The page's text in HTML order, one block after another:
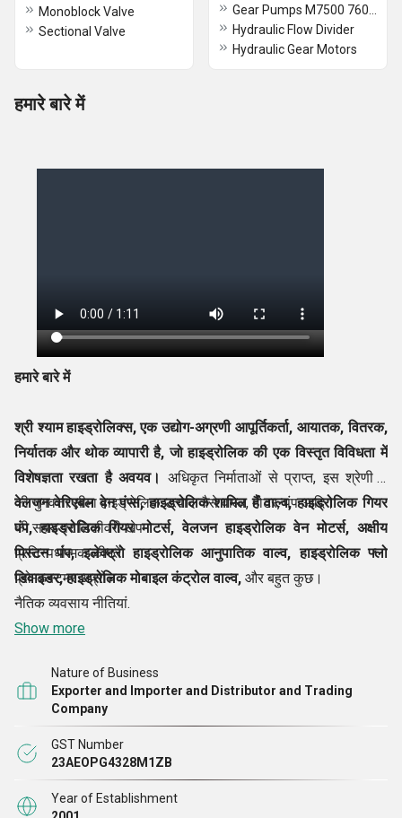
Monoblock Valve
Sectional Valve
Hydraulic Flow Divider
Hydraulic Gear Motors
हमारे बारे में
हमारे बारे में
श्री श्याम हाइड्रोलिक्स, एक उद्योग-अग्रणी आपूर्तिकर्ता, आयातक, वितरक,
निर्यातक और थोक व्यापारीहै, जो हाइड्रोलिक की एक विस्तृत विविधता में
विशेषज्ञता रखता है अवयव। अधिकृत निर्माताओं से प्राप्त, इस श्रेणी में
वेलजन वेरिएबल वेन पंप्स, हाइड्रोलिक शामिल हैंवाल्व,हाइड्रोलिक गियर
पंप, हाइड्रोलिक गियर मोटर्स, वेलजन हाइड्रोलिक वेन मोटर्स, अक्षीय
पिस्टन पंप, इलेक्ट्रो हाइड्रोलिक आनुपातिकवाल्व, हाइड्रोलिक फ्लो
डिवाइडर, हाइड्रोलिक मोबाइल कंट्रोल वाल्व, और बहुत कुछ।
द कंपनी को लगभग दो दशकों की उद्योग विशेषज्ञता का श्रेय दिया जाता है
सुविधाओं के लिए, यह एक ऐसी रेंज में काम करती है, जिसमें उपयुक्त
अनुप्रयोग पाया जाता है कई उद्योग वर्टिकल, दुनिया भर में। विशेषज्ञों की एक
टीम भी विशेष रूप से किसके लिए नियुक्त की जाती है स्थायित्व के मापदंडों
पर खट्टे उत्पादों की गुणवत्ता की जाँच करना, कार्यक्षमता और सेवा जीवन
आज, कंपनी अपनी बड़ी कंपनी के साथ उत्पाद पोर्टफोलियो में व्यापक आनंद
आता है के अंतरराष्ट्रीय बाजारों में स्थित ग्राहकों की स्वीकृति ऑस्ट्रेलिया/
की गुणवत्ता सीमा हाइड्रोलिक उत्पाद जैसे वाल्व, मोटर, पंप आदि।
की समय पर डिलीवरी खेप
प्रतिस्पर्धात्मक कीमतें
प्रो-कस्टमर अप्रोच
नैतिक व्यवसाय नीतियां.
Show more
Nature of Business
Exporter and Importer and Distributor and Trading
Company
GST Number
23AEOPG4328M1ZB
Year of Establishment